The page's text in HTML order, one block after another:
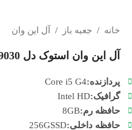
خانه / جعبه باز / آل این وان
آل این وان استوک دل Dell OptiPlex 9030
پردازنده:Core i5 G4
گرافیک:Intel HD
حافظه رم:8GB
حافظه داخلی:SSD
256G